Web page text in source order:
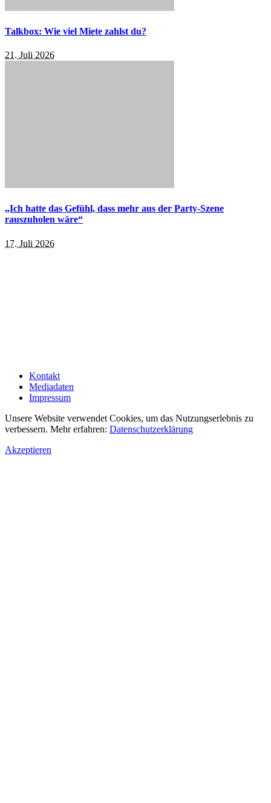
Talkbox: Wie viel Miete zahlst du?
21. Juli 2026
„Ich hatte das Gefühl, dass mehr aus der Party-Szene
rauszuholen wäre“
17. Juli 2026
Kontakt
Mediadaten
Impressum
Unsere Website verwendet Cookies, um das Nutzungserlebnis zu
verbessern. Mehr erfahren: Datenschutzerklärung
Akzeptieren